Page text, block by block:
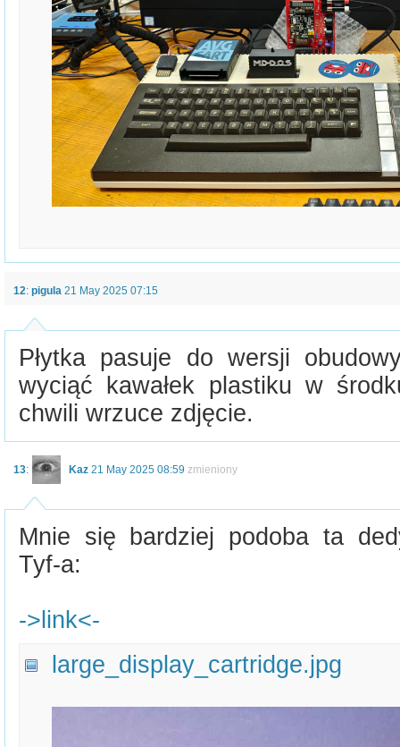
12: pigula 21 May 2025 07:15
Płytka pasuje do wersji
wyciąć kawałek plastiku w
chwili wrzuce zdjęcie.
13: Kaz 21 May 2025 08:59 zmieniony
Mnie się bardziej podoba ta
Tyf-a:
->link<-
large_display_cartridge.jpg